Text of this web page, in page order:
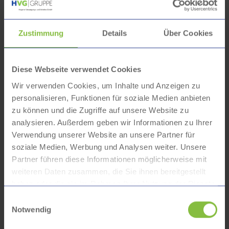
Zustimmung Details Über Cookies
Diese Webseite verwendet Cookies
Wir verwenden Cookies, um Inhalte und Anzeigen zu
personalisieren, Funktionen für soziale Medien anbieten
zu können und die Zugriffe auf unsere Website zu
analysieren. Außerdem geben wir Informationen zu Ihrer
Verwendung unserer Website an unsere Partner für
soziale Medien, Werbung und Analysen weiter. Unsere
Partner führen diese Informationen möglicherweise mit
weiteren Daten zusammen, die Sie ihnen bereitgestellt
haben oder die sie im Rahmen Ihrer Nutzung der Dienste
Notwendig
einzelnes Tool, sondern ein klar geregelter
Managementprozess. Es stellt sicher, dass
Energieverbräuche kontinuierlich hinterfragt, Potenziale
identifiziert und mögliche Maßnahmen nachvollziehbar
bewertet werden. Aber nicht jede theoretisch mögliche
Maßnahme ist automatisch sinnvoll. Entscheidend ist, ob
sie auch praktisch und wirtschaftlich vertretbar umgesetzt
werden kann.
Lange Vorbereitung führt zum Erfolg